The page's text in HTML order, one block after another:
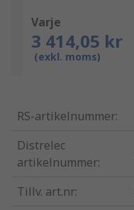
Varje
3 414,05 kr
(exkl. moms)
RS-artikelnummer:
Distrelec
artikelnummer:
Tillv. art.nr: